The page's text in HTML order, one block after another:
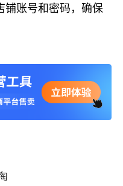
铺账号和密码，确保